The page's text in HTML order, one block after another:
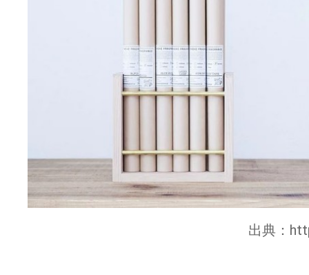
出典：